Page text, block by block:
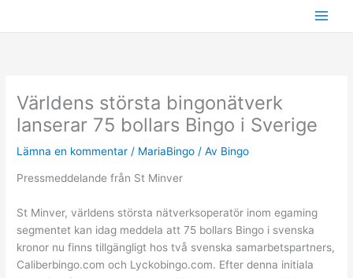
Världens största bingonätverk
lanserar 75 bollars Bingo i Sverige
Lämna en kommentar / MariaBingo / Av Bingo
Pressmeddelande från St Minver
St Minver, världens största nätverksoperatör inom egaming
segmentet kan idag meddela att 75 bollars Bingo i svenska
kronor nu finns tillgängligt hos två svenska samarbetspartners,
Caliberbingo.com och Lyckobingo.com. Efter denna initiala